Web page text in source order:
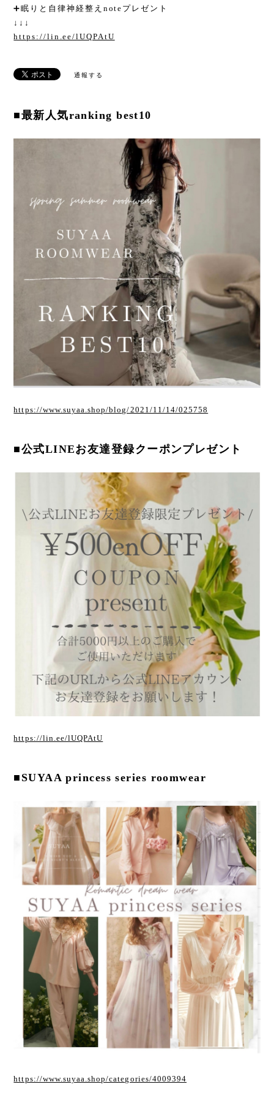
➕眠りと自律神経整えnoteプレゼント
↓↓↓
https://lin.ee/lUQPAtU
通報する
■最新人気ranking best10
https://www.suyaa.shop/blog/2021/11/14/025758
■公式LINEお友達登録クーポンプレゼント
https://lin.ee/lUQPAtU
■SUYAA princess series roomwear
https://www.suyaa.shop/categories/4009394